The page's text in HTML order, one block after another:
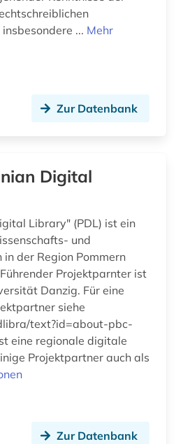
... Mehr
Zur Datenbank
Digital
Library" (PDL) ist ein
und
der Region Pommern
Projektparnter ist
Danzig. Für eine
siehe
text?id=about-pbc-
eine regionale digitale
Projektpartner auch als
Zur Datenbank